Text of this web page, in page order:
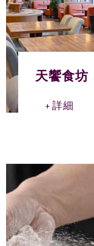
天饗食坊
詳細